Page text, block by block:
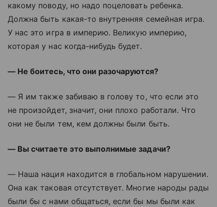
какому поводу, но надо поцеловать ребенка.
Должна быть какая-то внутренняя семейная игра.
У нас это игра в империю. Великую империю,
которая у нас когда-нибудь будет.
— Не боитесь, что они разочаруются?
— Я им также забиваю в голову то, что если это
не произойдет, значит, они плохо работали. Что
они не были тем, кем должны были быть.
— Вы считаете это выполнимые задачи?
— Наша нация находится в глобальном нарушении.
Она как таковая отсутствует. Многие народы рады
были бы с нами общаться, если бы мы были как